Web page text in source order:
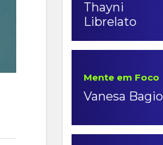
Thayni
Librelato
Mente em Foco
Vanesa Bagio